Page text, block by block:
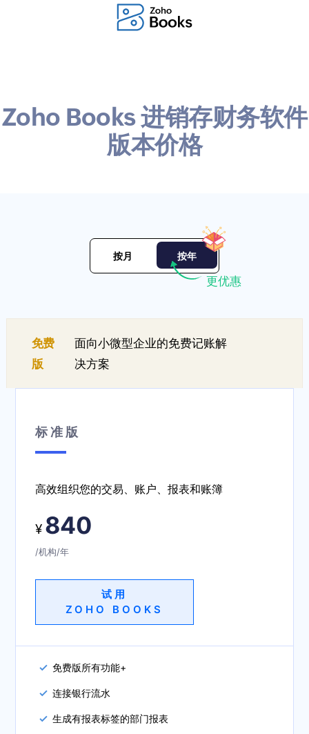
Zoho Books 进销存财务软件
版本价格
按月 按年
更优惠
免费
版
面向小微型企业的免费记账解
决方案
标准版
高效组织您的交易、账户、报表和账簿
¥ 840
/机构/年
试用
ZOHO BOOKS
免费版所有功能+
连接银行流水
生成有报表标签的部门报表